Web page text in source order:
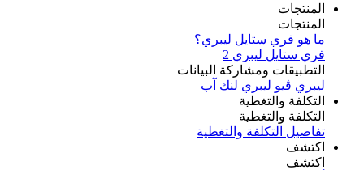
المنتجات
المنتجات
ما هو فري ستايل ليبري؟
فري ستايل ليبري 2
التطبيقات ومشاركة البيانات
ليبري ڤيو ليبري لنك آب
التكلفة والتغطية
التكلفة والتغطية
تفاصيل التكلفة والتغطية
اكتشف​
اكتشف​